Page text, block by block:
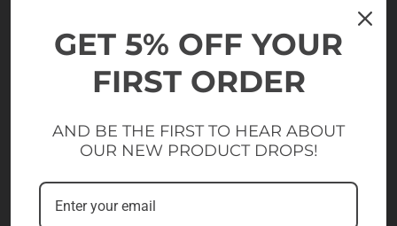
GET 5% OFF YOUR
FIRST ORDER
AND BE THE FIRST TO HEAR ABOUT
OUR NEW PRODUCT DROPS!